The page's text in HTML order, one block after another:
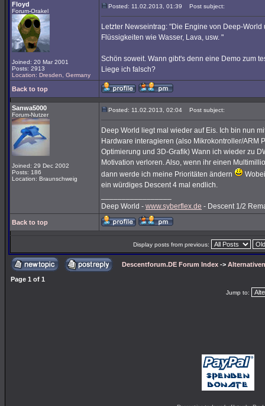
Floyd
Forum-Orakel
Joined: 20 Mar 2001
Posts: 2913
Location: Dresden, Germany
Posted: 11.02.2013, 01:39 Post subject:
Letzter Newseintrag: "Die Engine von Deep-
Flüssigkeiten wie Wasser, Lava, usw. "
Schön soweit. Wann gibt's denn eine Demo zum
Liege ich falsch?
Back to top
Sanwa5000
Forum-Nutzer
Joined: 29 Dec 2002
Posts: 186
Location: Braunschweig
Posted: 11.02.2013, 02:04 Post subject:
Deep World liegt mal wieder auf Eis. Ich bin nun
Hardware interagieren (also Mikrokontroller/ARM
Optimierung und 3D-Grafik) Wann ich wieder zu
Motivation verloren. Also, wenn ihr einen
dann werde ich meine Prioritäten ändern
ein würdiges Descent 4 mal endlich.
Deep World - www.syberflex.de - Descent 1/2
Back to top
Display posts from previous:
Descentforum.DE Forum Index ->
Page 1 of 1
Jump to: